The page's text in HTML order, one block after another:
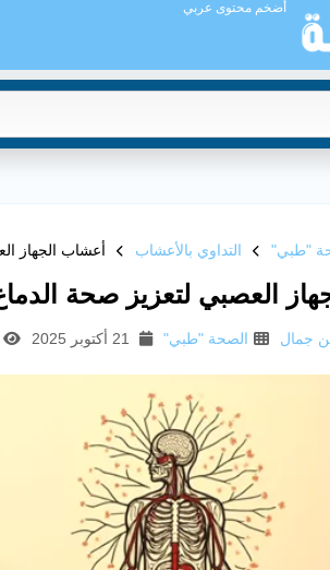
أضخم محتوى عربي
"طبي" التداوي بالأعشاب أعشاب الجهاز
العصبي لتعزيز صحة
جمال الصحة "طبي"